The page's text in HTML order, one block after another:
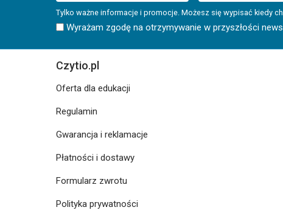
Tylko ważne informacje i promocje. Możesz się wypisać kiedy
Wyrażam zgodę na otrzymywanie w przyszłości
Czytio.pl
Oferta dla edukacji
Regulamin
Gwarancja i reklamacje
Płatności i dostawy
Formularz zwrotu
Polityka prywatności